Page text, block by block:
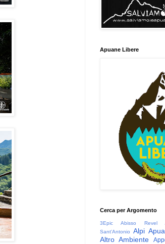
Apuane Libere
Cerca per Argomento
3Epic Abisso Revel
Sant'Antonio
Alpi
Altro Ambiente